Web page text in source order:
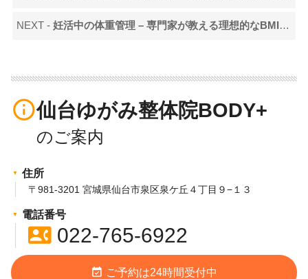
NEXT -妊活中の体重管理 – 専門家が教える理想的なBMI値と達成方法
info_outline仙台ゆがみ整体院BODY+
住所
〒981-3201 宮城県仙台市泉区泉ケ丘４丁目９−１３
電話番号
contact_phone022-765-6922
event_available ご予約は24時間受付中